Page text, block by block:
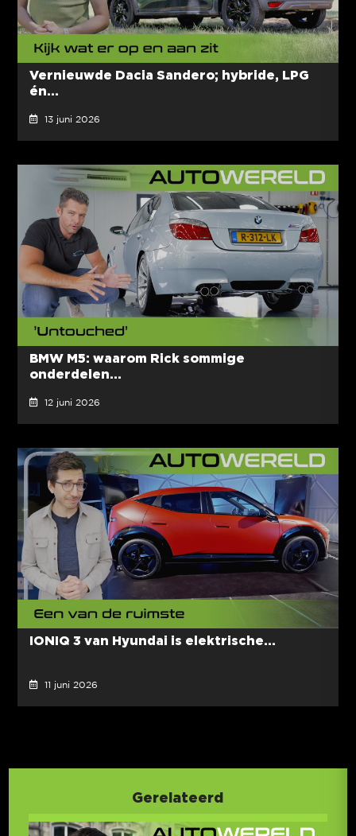
Vernieuwde Dacia Sandero; hybride, LPG
én...
13 juni 2026
BMW M5: waarom Rick sommige
onderdelen...
12 juni 2026
IONIQ 3 van Hyundai is elektrische...
11 juni 2026
Gerelateerd